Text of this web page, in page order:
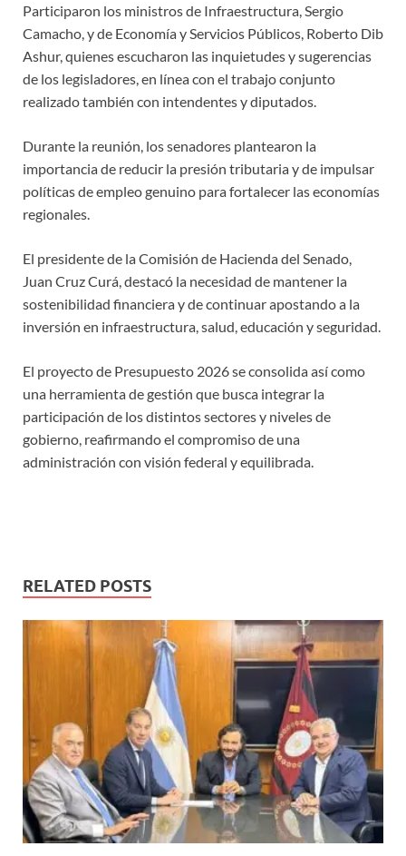
Participaron los ministros de Infraestructura, Sergio
Camacho, y de Economía y Servicios Públicos, Roberto Dib
Ashur, quienes escucharon las inquietudes y sugerencias
de los legisladores, en línea con el trabajo conjunto
realizado también con intendentes y diputados.
Durante la reunión, los senadores plantearon la
importancia de reducir la presión tributaria y de impulsar
políticas de empleo genuino para fortalecer las economías
regionales.
El presidente de la Comisión de Hacienda del Senado,
Juan Cruz Curá, destacó la necesidad de mantener la
sostenibilidad financiera y de continuar apostando a la
inversión en infraestructura, salud, educación y seguridad.
El proyecto de Presupuesto 2026 se consolida así como
una herramienta de gestión que busca integrar la
participación de los distintos sectores y niveles de
gobierno, reafirmando el compromiso de una
administración con visión federal y equilibrada.
RELATED POSTS